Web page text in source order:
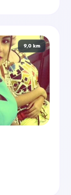
9,0 km